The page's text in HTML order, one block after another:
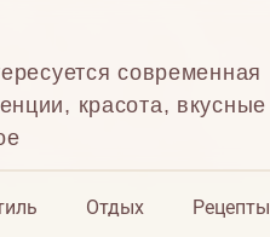
современная
красота, вкусные
Отдых Рецепты